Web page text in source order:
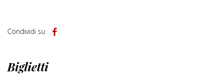
Condividi su
Biglietti